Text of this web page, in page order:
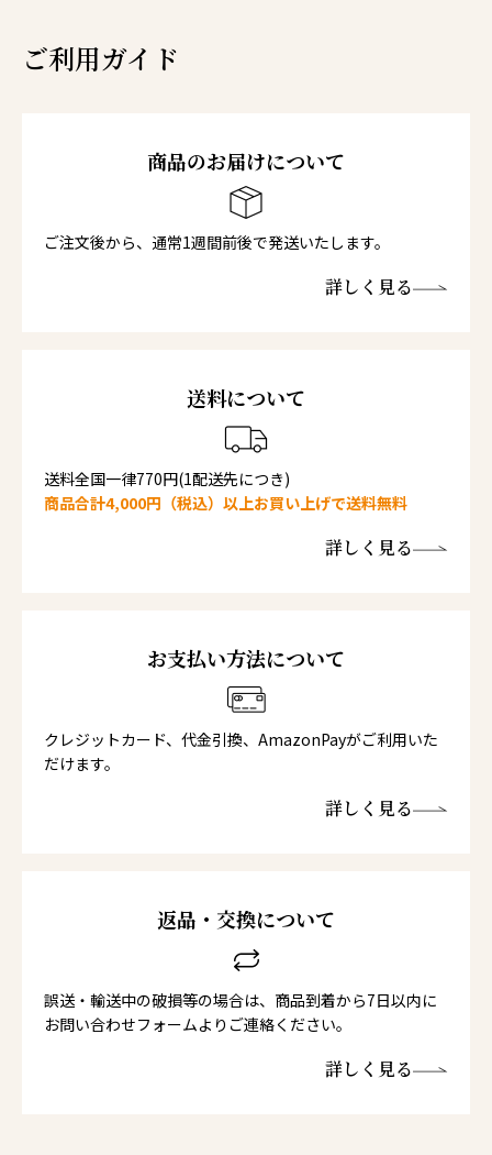
ご利用ガイド
商品のお届けについて
ご注文後から、通常1週間前後で発送いたします。
詳しく見る
送料について
送料全国一律770円(1配送先につき)
商品合計4,000円（税込）以上お買い上げで送料無料
詳しく見る
お支払い方法について
クレジットカード、代金引換、AmazonPayがご利用いた
だけます。
詳しく見る
返品・交換について
誤送・輸送中の破損等の場合は、商品到着から7日以内に
お問い合わせフォームよりご連絡ください。
詳しく見る